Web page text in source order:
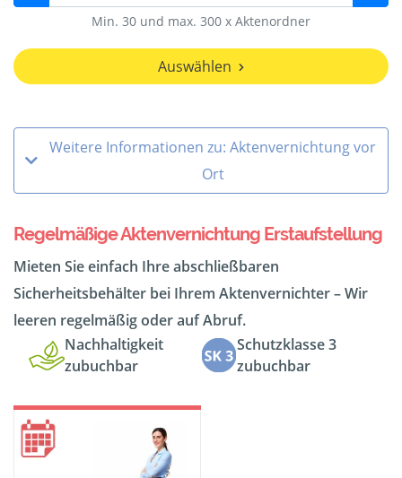
Min. 30 und max. 300 x Aktenordner
Auswählen
Weitere Informationen zu: Aktenvernichtung vor
Ort
Regelmäßige Aktenvernichtung Erstaufstellung
Mieten Sie einfach Ihre abschließbaren
Sicherheitsbehälter bei Ihrem Aktenvernichter – Wir
leeren regelmäßig oder auf Abruf.
Nachhaltigkeit
zubuchbar
Schutzklasse 3
zubuchbar